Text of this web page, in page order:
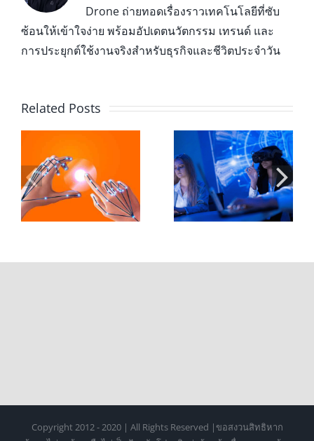
Drone ถ่ายทอดเรื่องราวเทคโนโลยีที่ซับ
ซ้อนให้เข้าใจง่าย พร้อมอัปเดตนวัตกรรม เทรนด์ และ
การประยุกต์ใช้งานจริงสำหรับธุรกิจและชีวิตประจำวัน
Related Posts
มหาวิทยาลัย:
บทบาทของ Hand
Tracking ในการ
Controller 2 กับ
การออกแบบ
Hand Tracking
มืออาชีพ
Copyright 2012 - 2020 | All Rights Reserved |ขอสงวนสิทธิหาก